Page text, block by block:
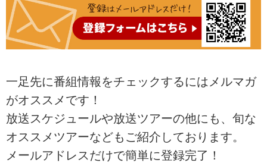
一足先に番組情報をチェックするにはメルマガ
がオススメです！
放送スケジュールや放送ツアーの他にも、旬な
オススメツアーなどもご紹介しております。
メールアドレスだけで簡単に登録完了！